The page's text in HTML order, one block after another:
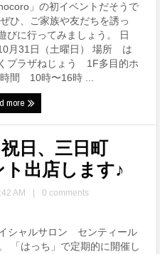
」の初イベントだそうで
ひ、ご家族や友だちを誘っ
びに行ってみましょう。 日
月31日（土曜日） 場所 は
プラザねじょう 1F多目的ホ
間 10時〜16時 ...
more
日、三日町
ト出店します♪
AM
0 comments
シャルサロン センティール
「はっち」で定期的に開催し